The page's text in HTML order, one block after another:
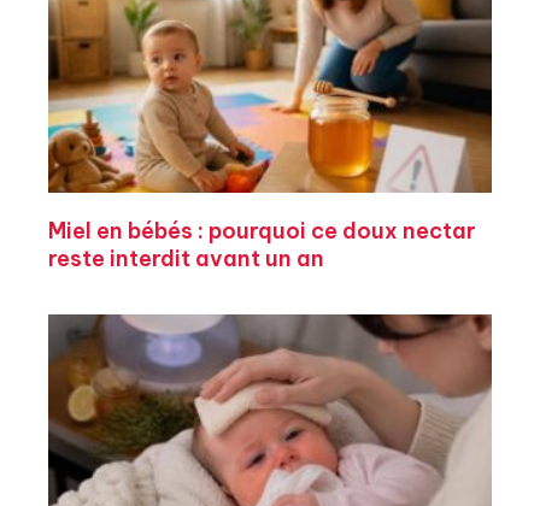
Miel en bébés : pourquoi ce doux nectar
reste interdit avant un an